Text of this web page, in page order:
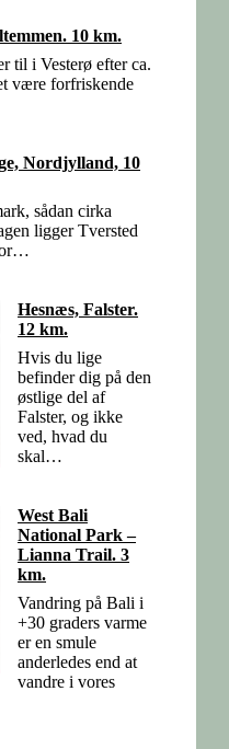
10 km.
til i Vesterø efter ca.
være forfriskende
Nordjylland, 10
sådan cirka
ligger Tversted
Hesnæs, Falster.
12 km.
Hvis du lige
befinder dig på den
østlige del af
Falster, og ikke
ved, hvad du
skal…
West Bali
National Park –
Lianna Trail. 3
km.
Vandring på Bali i
+30 graders varme
er en smule
anderledes end at
vandre i vores